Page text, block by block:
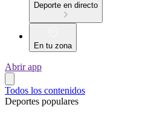
Deporte en directo
En tu zona
Abrir app
Todos los contenidos
Deportes populares